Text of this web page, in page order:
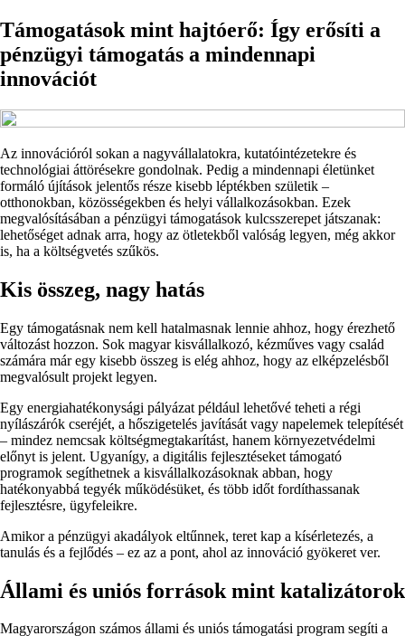
Támogatások mint hajtóerő: Így erősíti a
pénzügyi támogatás a mindennapi
innovációt
Az innovációról sokan a nagyvállalatokra, kutatóintézetekre és
technológiai áttörésekre gondolnak. Pedig a mindennapi életünket
formáló újítások jelentős része kisebb léptékben születik –
otthonokban, közösségekben és helyi vállalkozásokban. Ezek
megvalósításában a pénzügyi támogatások kulcsszerepet játszanak:
lehetőséget adnak arra, hogy az ötletekből valóság legyen, még akkor
is, ha a költségvetés szűkös.
Kis összeg, nagy hatás
Egy támogatásnak nem kell hatalmasnak lennie ahhoz, hogy érezhető
változást hozzon. Sok magyar kisvállalkozó, kézműves vagy család
számára már egy kisebb összeg is elég ahhoz, hogy az elképzelésből
megvalósult projekt legyen.
Egy energiahatékonysági pályázat például lehetővé teheti a régi
nyílászárók cseréjét, a hőszigetelés javítását vagy napelemek telepítését
– mindez nemcsak költségmegtakarítást, hanem környezetvédelmi
előnyt is jelent. Ugyanígy, a digitális fejlesztéseket támogató
programok segíthetnek a kisvállalkozásoknak abban, hogy
hatékonyabbá tegyék működésüket, és több időt fordíthassanak
fejlesztésre, ügyfeleikre.
Amikor a pénzügyi akadályok eltűnnek, teret kap a kísérletezés, a
tanulás és a fejlődés – ez az a pont, ahol az innováció gyökeret ver.
Állami és uniós források mint katalizátorok
Magyarországon számos állami és uniós támogatási program segíti a